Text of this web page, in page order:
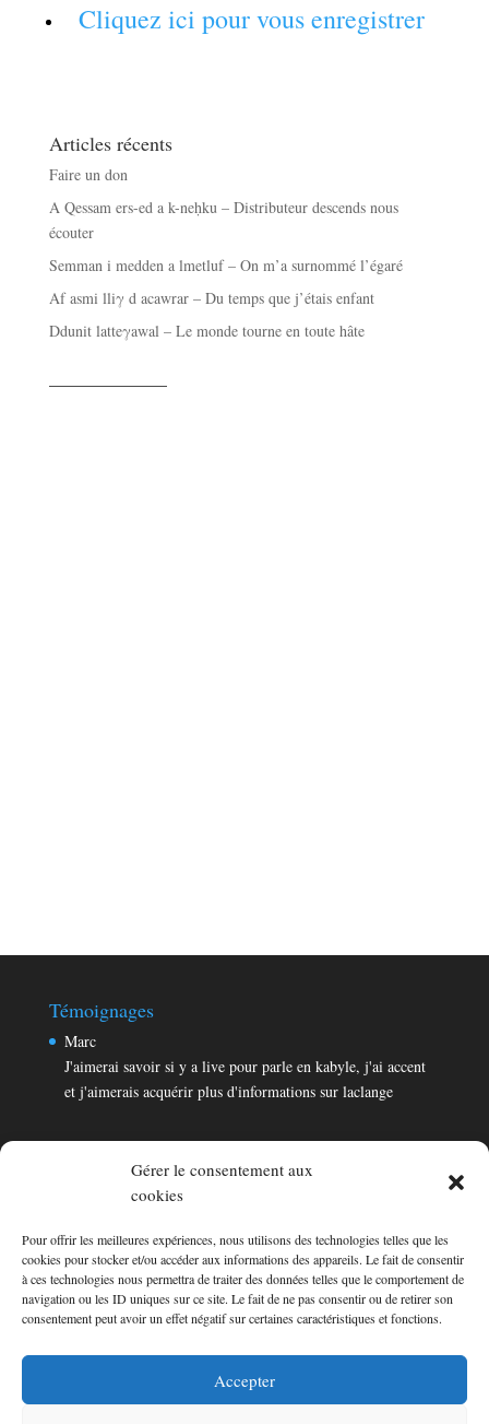
Gérer le consentement aux
cookies
Pour offrir les meilleures expériences, nous utilisons des technologies telles que les
cookies pour stocker et/ou accéder aux informations des appareils. Le fait de consentir
à ces technologies nous permettra de traiter des données telles que le comportement de
navigation ou les ID uniques sur ce site. Le fait de ne pas consentir ou de retirer son
consentement peut avoir un effet négatif sur certaines caractéristiques et fonctions.
Accepter
Cliquez ici pour vous enregistrer
Articles récents
Faire un don
A Qessam ers-ed a k-neḥku – Distributeur descends nous
écouter
Semman i medden a lmetluf – On m’a surnommé l’égaré
Af asmi lliγ d acawrar – Du temps que j’étais enfant
Ddunit latteγawal – Le monde tourne en toute hâte
——————
Témoignages
Marc
J'aimerai savoir si y a live pour parle en kabyle, j'ai accent
et j'aimerais acquérir plus d'informations sur laclange
Témoignages
Marc
J'aimerai savoir si y a live pour parle en kabyle, j'ai accent
et j'aimerais acquérir plus d'informations sur laclange
Consultez les témoignages